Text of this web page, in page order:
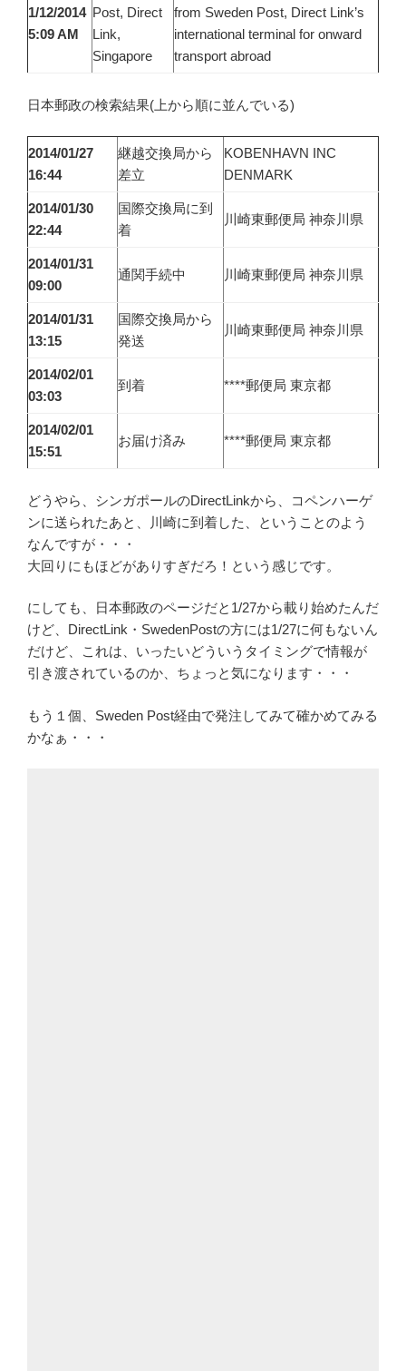
1/12/2014
5:09 AM
Post, Direct
Link,
Singapore
from Sweden Post, Direct Link’s
international terminal for onward
transport abroad
日本郵政の検索結果(上から順に並んでいる)
2014/01/27
16:44
継越交換局から
差立
KOBENHAVN INC
DENMARK
2014/01/30
22:44
国際交換局に到
着
川崎東郵便局 神奈川県
2014/01/31
09:00
通関手続中 川崎東郵便局 神奈川県
2014/01/31
13:15
国際交換局から
発送
川崎東郵便局 神奈川県
2014/02/01
03:03
到着 ****郵便局 東京都
2014/02/01
15:51
お届け済み ****郵便局 東京都
どうやら、シンガポールのDirectLinkから、コペンハーゲ
ンに送られたあと、川崎に到着した、ということのよう
なんですが・・・
大回りにもほどがありすぎだろ！という感じです。
にしても、日本郵政のページだと1/27から載り始めたんだ
けど、DirectLink・SwedenPostの方には1/27に何もないん
だけど、これは、いったいどういうタイミングで情報が
引き渡されているのか、ちょっと気になります・・・
もう１個、Sweden Post経由で発注してみて確かめてみる
かなぁ・・・